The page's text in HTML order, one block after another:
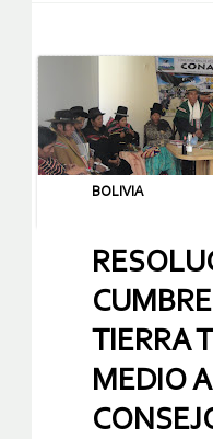
BOLIVIA
TIERRA
MEDIO